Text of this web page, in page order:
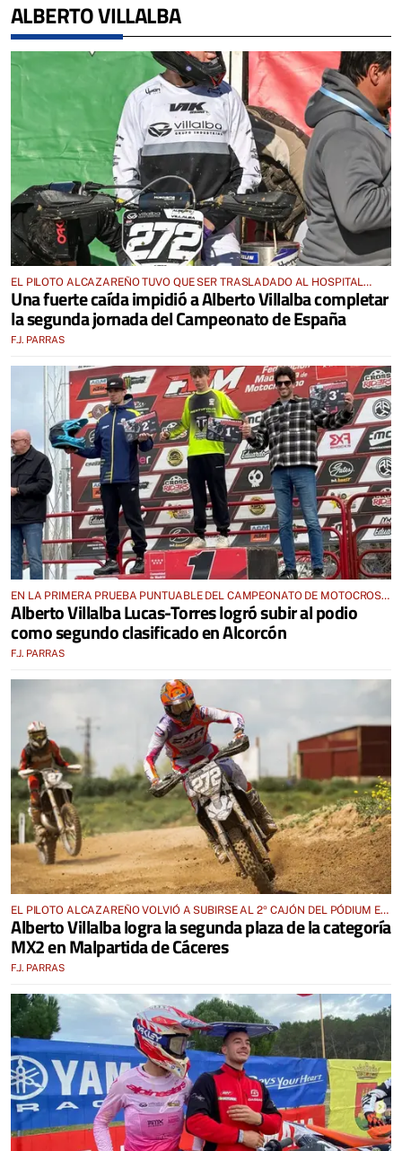
ALBERTO VILLALBA
EL PILOTO ALCAZAREÑO TUVO QUE SER TRASLADADO AL HOSPITAL
PARA SER EXAMINADO EN MALPARTIDA
Una fuerte caída impidió a Alberto Villalba completar
la segunda jornada del Campeonato de España
F.J. PARRAS
EN LA PRIMERA PRUEBA PUNTUABLE DEL CAMPEONATO DE MOTOCROSS
2026 DE MADRID
Alberto Villalba Lucas-Torres logró subir al podio
como segundo clasificado en Alcorcón
F.J. PARRAS
EL PILOTO ALCAZAREÑO VOLVIÓ A SUBIRSE AL 2º CAJÓN DEL PÓDIUM EN
EL CIRCUITO “LAS ARENAS”
Alberto Villalba logra la segunda plaza de la categoría
MX2 en Malpartida de Cáceres
F.J. PARRAS